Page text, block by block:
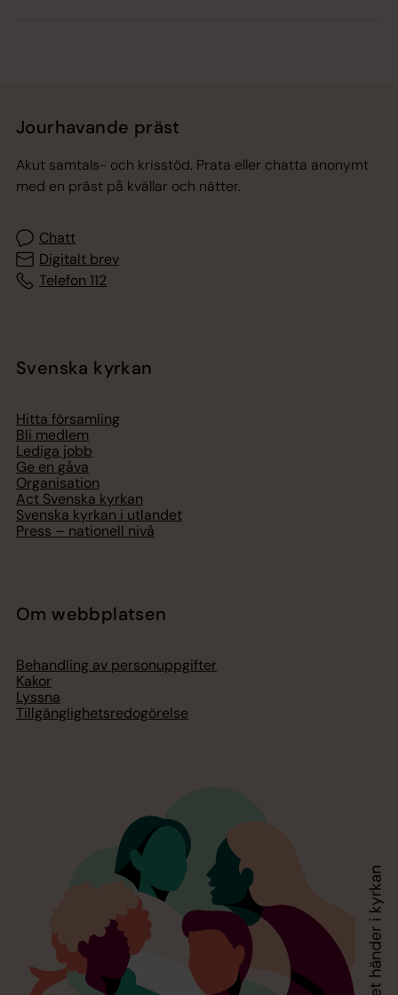
Jourhavande präst
Akut samtals- och krisstöd. Prata eller chatta anonymt
med en präst på kvällar och nätter.
Chatt
Digitalt brev
Telefon 112
Svenska kyrkan
Hitta församling
Bli medlem
Lediga jobb
Ge en gåva
Organisation
Act Svenska kyrkan
Svenska kyrkan i utlandet
Press – nationell nivå
Om webbplatsen
Behandling av personuppgifter
Kakor
Lyssna
Tillgänglighetsredogörelse